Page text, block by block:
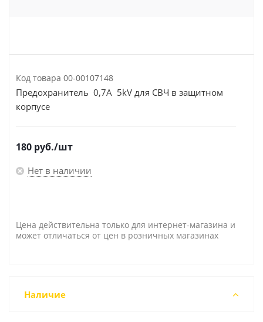
Код товара 00-00107148
Предохранитель 0,7A 5kV для СВЧ в защитном
корпусе
180 руб./шт
Нет в наличии
Цена действительна только для интернет-магазина и
может отличаться от цен в розничных магазинах
Наличие